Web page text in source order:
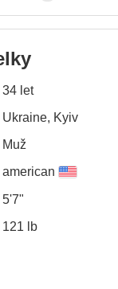
34 let
Ukraine, Kyiv
Muž
american
5'7"
121 lb